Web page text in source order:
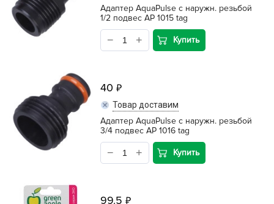
Адаптер AquaPulse с наружн. резьбой
1/2 подвес АР 1015 tag
Купить
40
Товар доставим
Адаптер AquaPulse с наружн. резьбой
3/4 подвес АР 1016 tag
Купить
99.5